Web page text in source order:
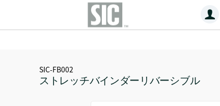
SIC-FB002
ストレッチバインダーリバーシブル